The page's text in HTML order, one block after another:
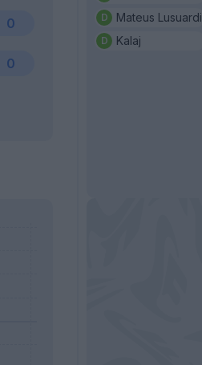
0
0
Mateus Lusuardi
Kalaj